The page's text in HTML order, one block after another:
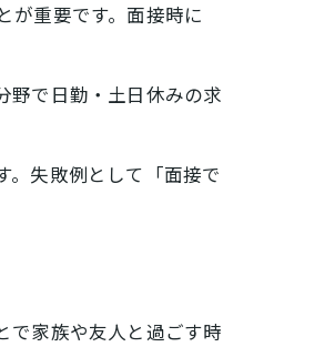
が重要です。面接時に
野で日勤・土日休みの求
。失敗例として「面接で
で家族や友人と過ごす時